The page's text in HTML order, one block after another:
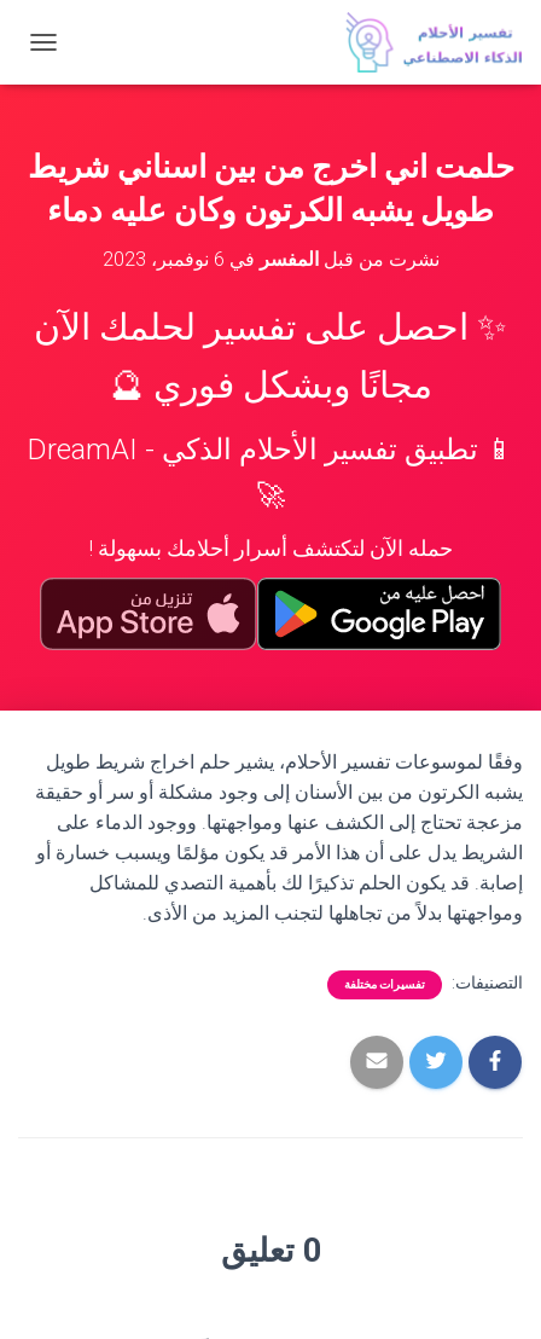
ب
ل
ا
حلمت اني اخرج من بين اسناني شريط
طويل يشبه الكرتون وكان عليه دماء
نشرت من قبلالمفسر في 6 نوفمبر، 2023
✨ احصل على تفسير لحلمك الآن
مجانًا وبشكل فوري 🔮
📱 تطبيق تفسير الأحلام الذكي - DreamAI
🚀
حمله الآن لتكتشف أسرار أحلامك بسهولة !
وفقًا لموسوعات تفسير الأحلام، يشير حلم اخراج شريط طويل
يشبه الكرتون من بين الأسنان إلى وجود مشكلة أو سر أو حقيقة
مزعجة تحتاج إلى الكشف عنها ومواجهتها. ووجود الدماء على
الشريط يدل على أن هذا الأمر قد يكون مؤلمًا ويسبب خسارة أو
إصابة. قد يكون الحلم تذكيرًا لك بأهمية التصدي للمشاكل
ومواجهتها بدلاً من تجاهلها لتجنب المزيد من الأذى.
التصنيفات: تفسيرات مختلفة
0 تعليق